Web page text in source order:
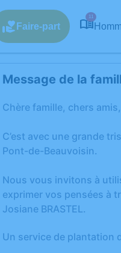
Faire-part
11
Message de la
Chère famille, chers amis,
C’est avec une grande
Pont-de-Beauvoisin.
Nous vous invitons à
exprimer vos pensées à
Josiane BRASTEL.
Un service de plantation